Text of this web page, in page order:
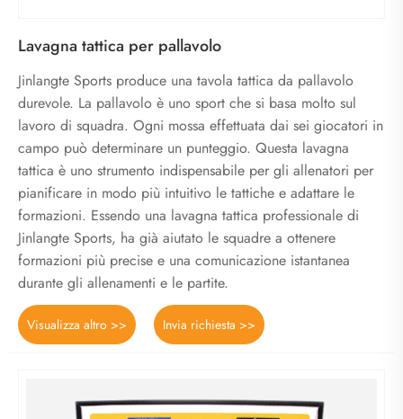
Lavagna tattica per pallavolo
Jinlangte Sports produce una tavola tattica da pallavolo
durevole. La pallavolo è uno sport che si basa molto sul
lavoro di squadra. Ogni mossa effettuata dai sei giocatori in
campo può determinare un punteggio. Questa lavagna
tattica è uno strumento indispensabile per gli allenatori per
pianificare in modo più intuitivo le tattiche e adattare le
formazioni. Essendo una lavagna tattica professionale di
Jinlangte Sports, ha già aiutato le squadre a ottenere
formazioni più precise e una comunicazione istantanea
durante gli allenamenti e le partite.
Visualizza altro >> Invia richiesta >>